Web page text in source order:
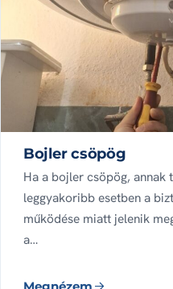
Bojler csöpög
Ha a bojler csöpög, annak
leggyakoribb esetben a
működése miatt jelenik
a…